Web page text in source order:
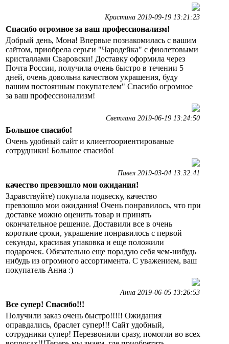
Кристина 2019-09-19 13:21:23
Спасибо огромное за ваш профессионализм!
Добрый день, Мона! Впервые познакомилась с вашим
сайтом, приобрела серьги "Чародейка" с фиолетовыми
кристаллами Сваровски! Доставку оформила через
Почта России, получила очень быстро в течении 5
дней, очень довольна качеством украшения, буду
вашим постоянным покупателем" Спасибо огромное
за ваш профессионализм!
Светлана 2019-06-19 13:24:50
Большое спасибо!
Очень удобный сайт и клиентоориентированые
сотрудники! Большое спасибо!
Павел 2019-03-04 13:32:41
качество превзошло мои ожидания!
Здравствуйте) покупала подвеску, качество
превзошло мои ожидания! Очень понравилось, что при
доставке можно оценить товар и принять
окончательное решение. Доставили все в очень
короткие сроки, украшение понравилось с первой
секунды, красивая упаковка и еще положили
подарочек. Обязательно еще порадую себя чем-нибудь
нибудь из огромного ассортимента. С уважением, ваш
покупатель Анна :)
Анна 2019-06-05 13:26:53
Все супер! Спасибо!!!
Получили заказ очень быстро!!!!! Ожидания
оправдались, браслет супер!!! Сайт удобный,
сотрудники супер! Перезвонили сразу, помогли во всех